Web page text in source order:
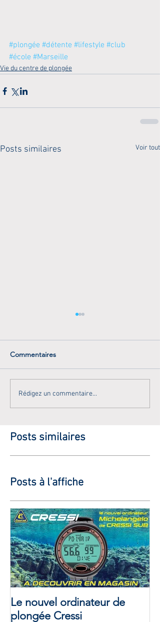
#plongée #détente #lifestyle #club
#école #Marseille
Vie du centre de plongée
Posts similaires Voir tout
Retour des plongées Sun
Set de L'Atelier de la Mer
Commentaires
Rédigez un commentaire...
Posts similaires
Posts à l'affiche
Le nouvel ordinateur de
plongée Cressi